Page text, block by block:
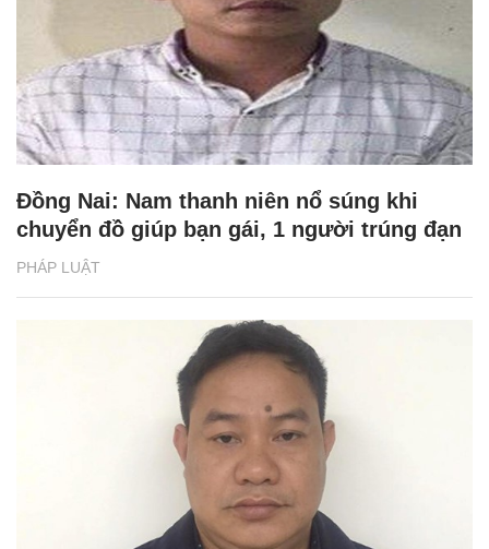
PHÁP LUẬT
Đồng Nai: Nam thanh niên nổ súng khi
chuyển đồ giúp bạn gái, 1 người trúng đạn